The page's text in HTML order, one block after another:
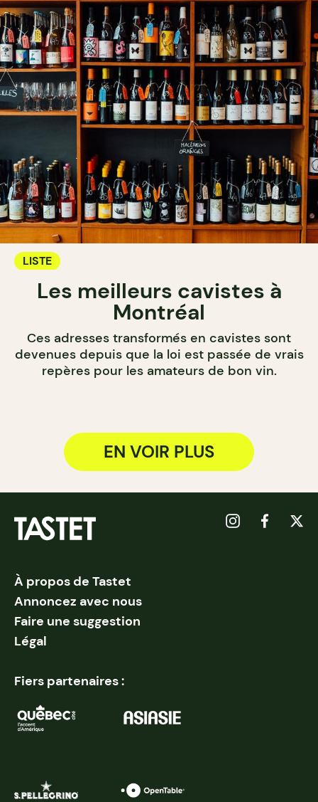
LISTE
Les meilleurs cavistes à
Montréal
Ces adresses transformés en cavistes sont
devenues depuis que la loi est passée de vrais
repères pour les amateurs de bon vin.
EN VOIR PLUS
À propos de Tastet
Annoncez avec nous
Faire une suggestion
Légal
Fiers partenaires :